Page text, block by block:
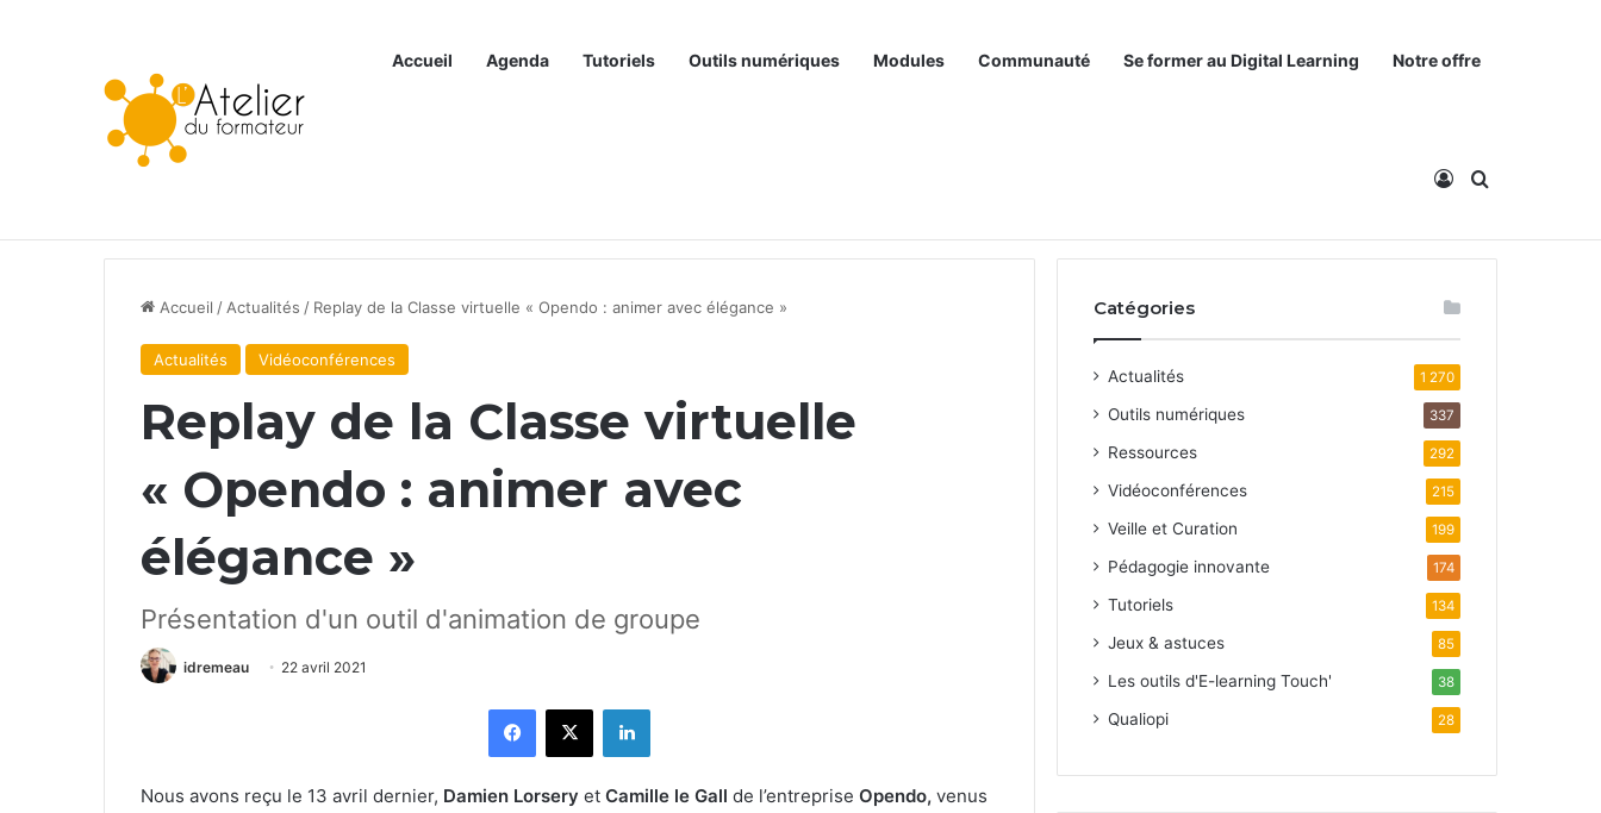
Accueil Agenda Tutoriels Outils numériques Modules Communauté Se former au Digital Learning Notre offre
Connexion
Rechercher
Accueil / Actualités / Replay de la Classe virtuelle « Opendo : animer avec élégance »
Actualités Vidéoconférences
Replay de la Classe virtuelle
« Opendo : animer avec
élégance »
Présentation d'un outil d'animation de groupe
idremeau 22 avril 2021
Facebook
X Linkedin
Nous avons reçu le 13 avril dernier, Damien Lorsery et Camille le Gall de l’entreprise Opendo, venus
Catégories
Actualités 1 270
Outils numériques 337
Ressources 292
Vidéoconférences 215
Veille et Curation 199
Pédagogie innovante 174
Tutoriels 134
Jeux & astuces 85
Les outils d'E-learning Touch' 38
Qualiopi 28